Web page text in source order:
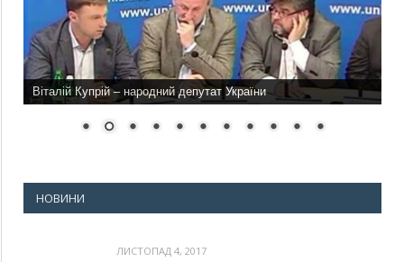
Віталій Купрій – народний депутат України
НОВИНИ
ЛИСТОПАД 4, 2017